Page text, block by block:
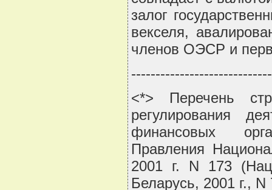
залог
векселя,
членов ОЭСР и
<*> Перечень
регулирования
финансовых
Правления
2001 г. N 173
Беларусь, 2001 г.,